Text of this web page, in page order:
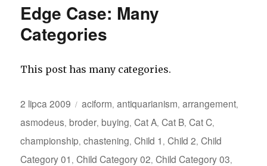
Edge Case: Many
Categories
This post has many categories.
Opublikowano
2 lipca 2009 Kategorie
aciform,antiquarianism,arrangement,
asmodeus,broder,buying,Cat A,Cat B,Cat C,
championship,chastening,Child 1 ,Child 2,Child
Category 01 ,Child Category 02,Child Category 03,